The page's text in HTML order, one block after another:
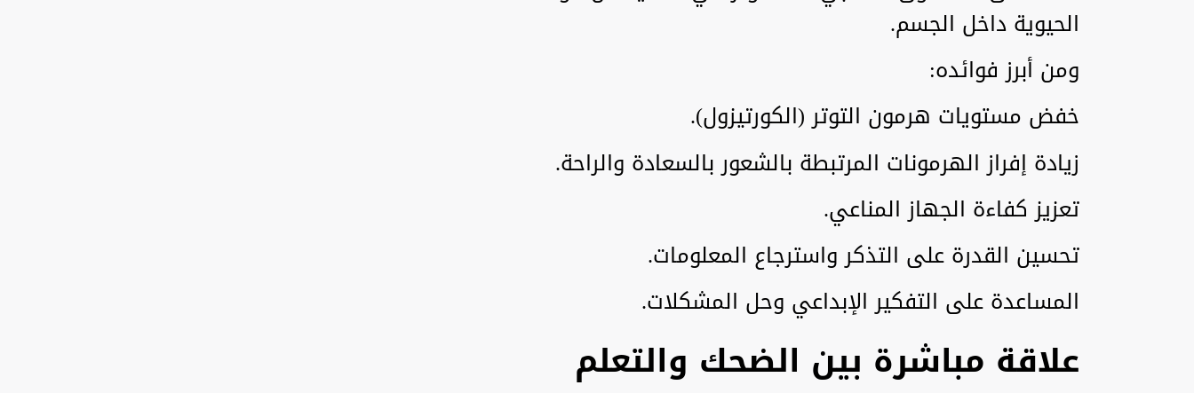
الحيوية داخل الجسم.
ومن أبرز فوائده:
خفض مستويات هرمون التوتر (الكورتيزول).
زيادة إفراز الهرمونات المرتبطة بالشعور بالسعادة والراحة.
تعزيز كفاءة الجهاز المناعي.
تحسين القدرة على التذكر واسترجاع المعلومات.
المساعدة على التفكير الإبداعي وحل المشكلات.
علاقة مباشرة بين الضحك والتعلم